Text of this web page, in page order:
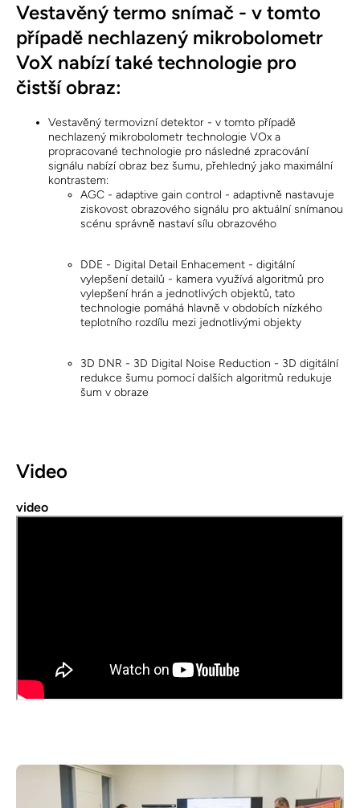
Vestavěný termo snímač - v tomto
případě nechlazený mikrobolometr
VoX nabízí také technologie pro
čistší obraz:
Vestavěný termovizní detektor - v tomto případě
nechlazený mikrobolometr technologie VOx a
propracované technologie pro následné zpracování
signálu nabízí obraz bez šumu, přehledný jako maximální
kontrastem:
AGC - adaptive gain control - adaptivně nastavuje
ziskovost obrazového signálu pro aktuální snímanou
scénu správně nastaví sílu obrazového
DDE - Digital Detail Enhacement - digitální
vylepšení detailů - kamera využívá algoritmů pro
vylepšení hrán a jednotlivých objektů, tato
technologie pomáhá hlavně v obdobích nízkého
teplotního rozdílu mezi jednotlivými objekty
3D DNR - 3D Digital Noise Reduction - 3D digitální
redukce šumu pomocí dalších algoritmů redukuje
šum v obraze
Video
video